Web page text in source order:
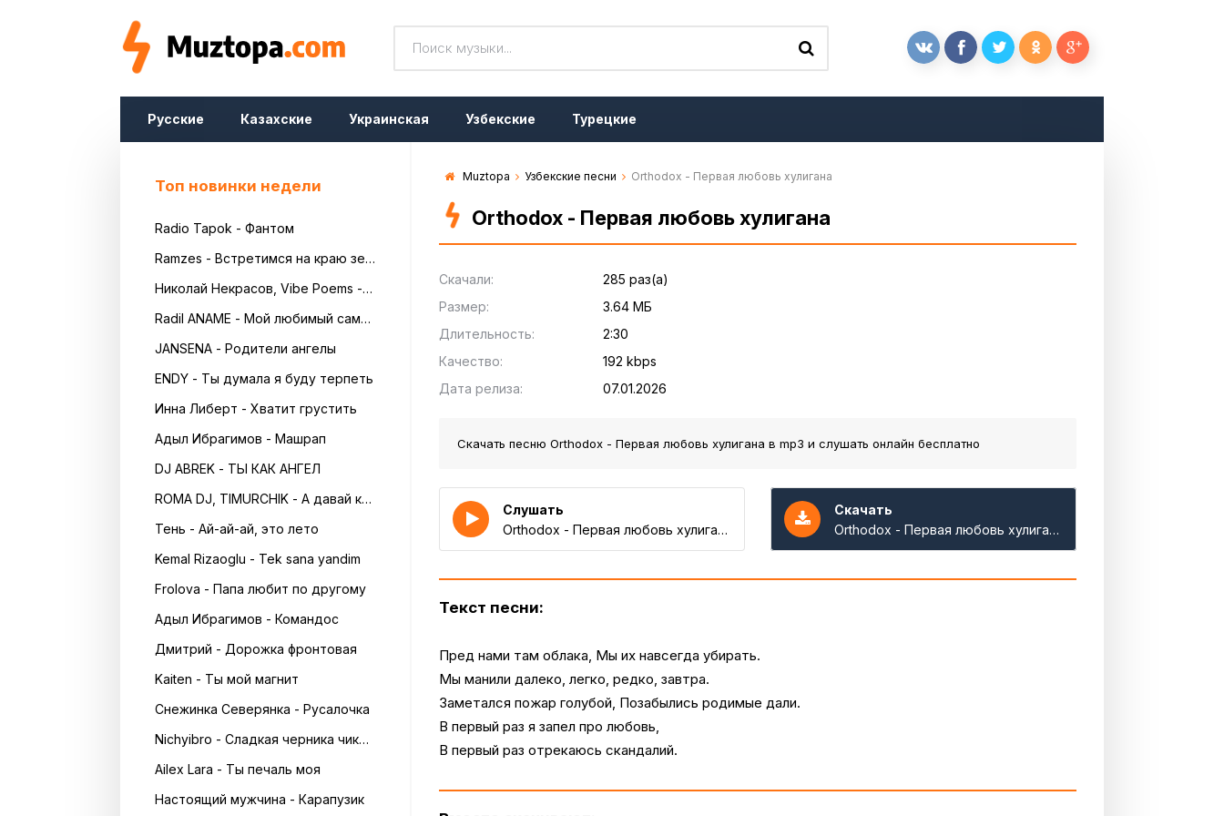
Русские Казахские Украинская Узбекские Турецкие
Топ новинки недели
Radio Tapok - Фантом
Ramzes - Встретимся на краю земли
Николай Некрасов, Vibe Poems - Русь
Radil ANAME - Мой любимый самый красивый
JANSENA - Родители ангелы
ENDY - Ты думала я буду терпеть
Инна Либерт - Хватит грустить
Адыл Ибрагимов - Машрап
DJ ABREK - ТЫ КАК АНГЕЛ
ROMA DJ, TIMURCHIK - А давай кружитись в танці
Тень - Ай-ай-ай, это лето
Kemal Rizaoglu - Tek sana yandim
Frolova - Папа любит по другому
Адыл Ибрагимов - Командос
Дмитрий - Дорожка фронтовая
Kaiten - Ты мой магнит
Снежинка Северянка - Русалочка
Nichyibro - Сладкая черника чика чика
Ailex Lara - Ты печаль моя
Настоящий мужчина - Карапузик
Muztopa Узбекские песни Orthodox - Первая любовь хулигана
Orthodox - Первая любовь хулигана
Скачали:
285 раз(а)
Размер:
3.64 МБ
Длительность:
2:30
Качество:
192 kbps
Дата релиза:
07.01.2026
Скачать песню Orthodox - Первая любовь хулигана в mp3 и слушать онлайн бесплатно
Слушать
Orthodox - Первая любовь хулигана
Скачать
Orthodox - Первая любовь хулигана
Текст песни:
Пред нами там облака, Мы их навсегда убирать.
Мы манили далеко, легко, редко, завтра.
Заметался пожар голубой, Позабылись родимые дали.
В первый раз я запел про любовь,
В первый раз отрекаюсь скандалий.